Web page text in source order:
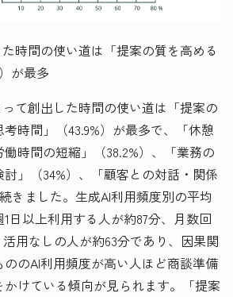
時間の使い道は「提案の質を高める
が最多
て創出した時間の使い道は「提案の
時間」（43.9%）が最多で、「休憩
時間の短縮」（38.2%）、「業務の
」（34%）、「顧客との対話・関係
きました。生成AI利用頻度別の平均
日以上利用する人が約87分、月数回
用なしの人が約63分であり、因果関
のAI利用頻度が高い人ほど商談準備
かけている傾向が見られます。「提案